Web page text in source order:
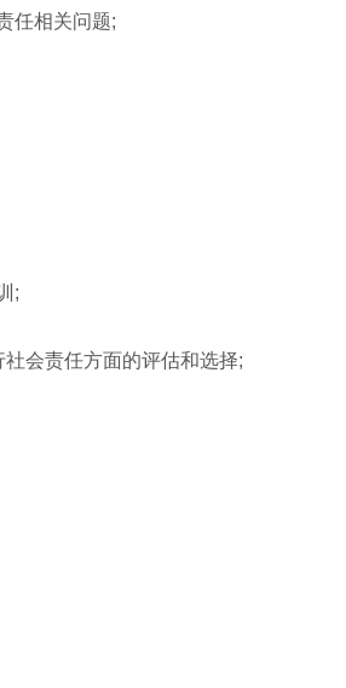
任相关问题;
;
会责任方面的评估和选择;